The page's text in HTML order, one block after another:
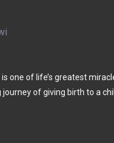
one of life’s greatest
of giving birth to a